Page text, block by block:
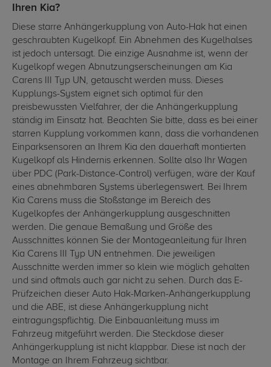
Ihren Kia?
Diese starre Anhängerkupplung von Auto-Hak hat einen
geschraubten Kugelkopf. Ein Abnehmen des Kugelhalses
ist jedoch untersagt. Die einzige Ausnahme ist, wenn der
Kugelkopf wegen Abnutzungserscheinungen am Kia
Carens III Typ UN, getauscht werden muss. Dieses
Kupplungs-System eignet sich optimal für den
preisbewussten Vielfahrer, der die Anhängerkupplung
ständig im Einsatz hat. Beachten Sie bitte, dass es bei einer
starren Kupplung vorkommen kann, dass die vorhandenen
Einparksensoren an Ihrem Kia den dauerhaft montierten
Kugelkopf als Hindernis erkennen. Sollte also Ihr Wagen
über PDC (Park-Distance-Control) verfügen, wäre der Kauf
eines abnehmbaren Systems überlegenswert. Bei Ihrem
Kia Carens muss die Stoßstange im Bereich des
Kugelkopfes der Anhängerkupplung ausgeschnitten
werden. Die genaue Bemaßung und Größe des
Ausschnittes können Sie der Montageanleitung für Ihren
Kia Carens III Typ UN entnehmen. Die jeweiligen
Ausschnitte werden immer so klein wie möglich gehalten
und sind oftmals auch gar nicht zu sehen. Durch das E-
Prüfzeichen dieser Auto Hak-Marken-Anhängerkupplung
und die ABE, ist diese Anhängerkupplung nicht
eintragungspflichtig. Die Einbauanleitung muss im
Fahrzeug mitgeführt werden. Die Steckdose dieser
Anhängerkupplung ist nicht klappbar. Diese ist nach der
Montage an Ihrem Fahrzeug sichtbar.